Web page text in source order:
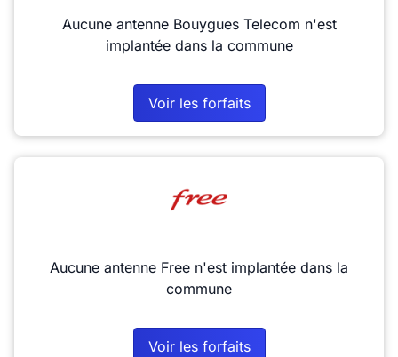
Aucune antenne Bouygues Telecom n'est
implantée dans la commune
Voir les forfaits
Aucune antenne Free n'est implantée dans la
commune
Voir les forfaits